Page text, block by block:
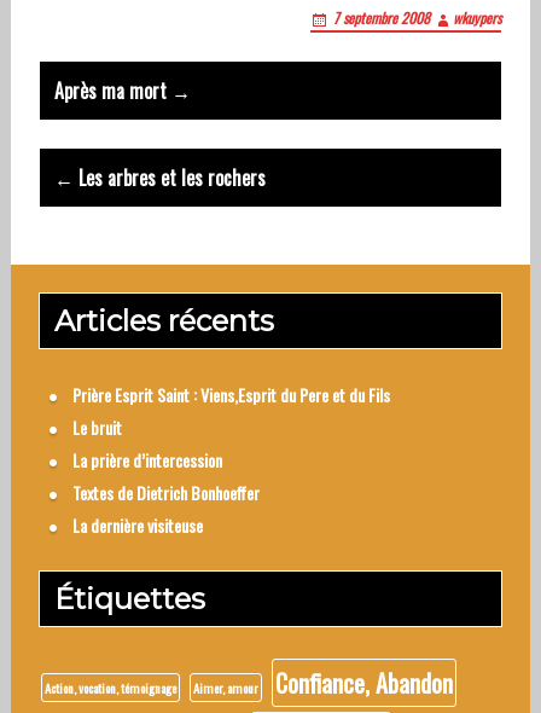
7 septembre 2008 wkuypers
Post
navigation
Après ma mort →
← Les arbres et les rochers
Articles récents
Prière Esprit Saint : Viens,Esprit du Pere et du Fils
Le bruit
La prière d’intercession
Textes de Dietrich Bonhoeffer
La dernière visiteuse
Étiquettes
Action, vocation, témoignage Aimer, amour Confiance, Abandon